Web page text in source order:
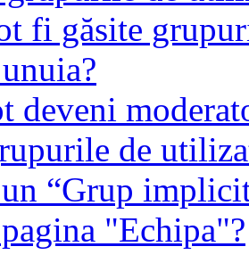
fi găsite
deveni
de
un “Grup
"Echipa"?